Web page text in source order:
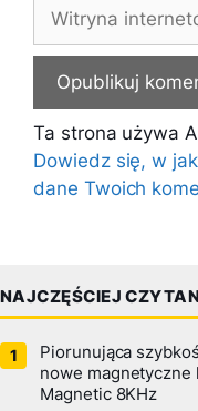
Witryna
internetowa
Ta strona używa
Dowiedz się, w
dane Twoich
NAJCZĘŚCIEJ
Piorunująca
nowe magnetyczne
Magnetic 8KHz